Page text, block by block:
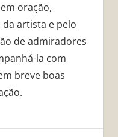
oração,
artista e pelo
de admiradores
la com
breve boas